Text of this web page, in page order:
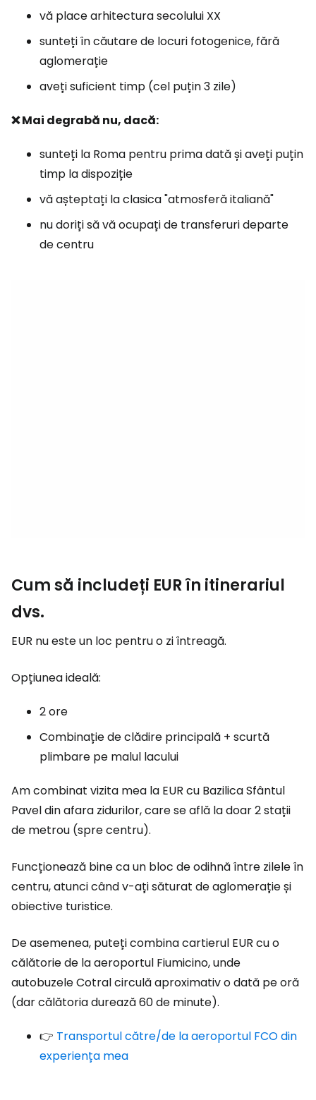
vă place arhitectura secolului XX
sunteți în căutare de locuri fotogenice, fără
aglomerație
aveți suficient timp (cel puțin 3 zile)
❌ Mai degrabă nu, dacă:
sunteți la Roma pentru prima dată și aveți puțin
timp la dispoziție
vă așteptați la clasica "atmosferă italiană"
nu doriți să vă ocupați de transferuri departe
de centru
Cum să includeți EUR în itinerariul
dvs.
EUR nu este un loc pentru o zi întreagă.
Opțiunea ideală:
2 ore
Combinație de clădire principală + scurtă
plimbare pe malul lacului
Am combinat vizita mea la EUR cu Bazilica Sfântul
Pavel din afara zidurilor, care se află la doar 2 stații
de metrou (spre centru).
Funcționează bine ca un bloc de odihnă între zilele în
centru, atunci când v-ați săturat de aglomerație și
obiective turistice.
De asemenea, puteți combina cartierul EUR cu o
călătorie de la aeroportul Fiumicino, unde
autobuzele Cotral circulă aproximativ o dată pe oră
(dar călătoria durează 60 de minute).
👉 Transportul către/de la aeroportul FCO din
experiența mea